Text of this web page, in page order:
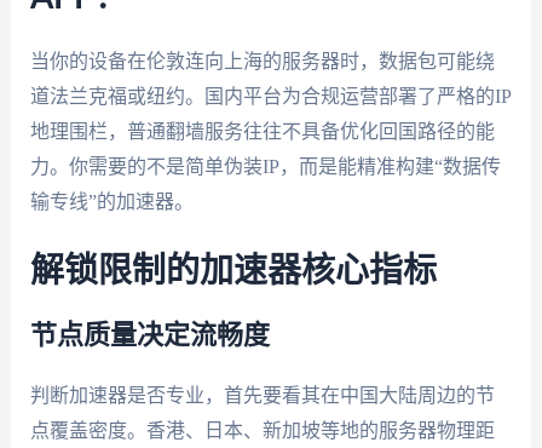
当你的设备在伦敦连向上海的服务器时，数据包可能绕
道法兰克福或纽约。国内平台为合规运营部署了严格的IP
地理围栏，普通翻墙服务往往不具备优化回国路径的能
力。你需要的不是简单伪装IP，而是能精准构建“数据传
输专线”的加速器。
解锁限制的加速器核心指标
节点质量决定流畅度
判断加速器是否专业，首先要看其在中国大陆周边的节
点覆盖密度。香港、日本、新加坡等地的服务器物理距